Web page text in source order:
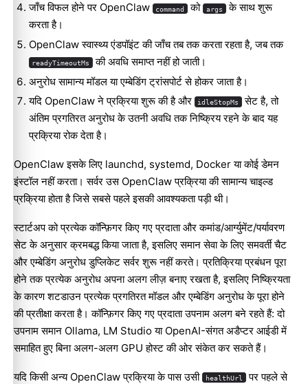
जाँच विफल होने पर OpenClaw
command को args के साथ शुरू
करता है।
OpenClaw स्वास्थ्य एंडपॉइंट की जाँच तब तक करता रहता है, जब तक
readyTimeoutMs
की अवधि समाप्त नहीं हो जाती।
अनुरोध सामान्य मॉडल या एम्बेडिंग ट्रांसपोर्ट से होकर जाता है।
यदि OpenClaw ने प्रक्रिया शुरू की है और
idleStopMs
सेट है, तो
अंतिम प्रगतिरत अनुरोध के उतनी अवधि तक निष्क्रिय रहने के बाद यह
प्रक्रिया रोक देता है।
OpenClaw इसके लिए launchd, systemd, Docker या कोई डेमन
इंस्टॉल नहीं करता। सर्वर उस OpenClaw प्रक्रिया की सामान्य चाइल्ड
प्रक्रिया होता है जिसे सबसे पहले इसकी आवश्यकता पड़ी थी।
स्टार्टअप को प्रत्येक कॉन्फ़िगर किए गए प्रदाता और कमांड/आर्ग्युमेंट/पर्यावरण
सेट के अनुसार क्रमबद्ध किया जाता है, इसलिए समान सेवा के लिए समवर्ती चैट
और एम्बेडिंग अनुरोध डुप्लिकेट सर्वर शुरू नहीं करते। प्रतिक्रिया प्रबंधन पूरा
होने तक प्रत्येक अनुरोध अपना अलग लीज़ बनाए रखता है, इसलिए निष्क्रियता
के कारण शटडाउन प्रत्येक प्रगतिरत मॉडल और एम्बेडिंग अनुरोध के पूरा होने
की प्रतीक्षा करता है। कॉन्फ़िगर किए गए प्रदाता उपनाम अलग बने रहते हैं: दो
उपनाम समान Ollama, LM Studio या OpenAI-संगत अडैप्टर आईडी में
समाहित हुए बिना अलग-अलग GPU होस्ट की ओर संकेत कर सकते हैं।
यदि किसी अन्य OpenClaw प्रक्रिया के पास उसी healthUrl पर पहले से